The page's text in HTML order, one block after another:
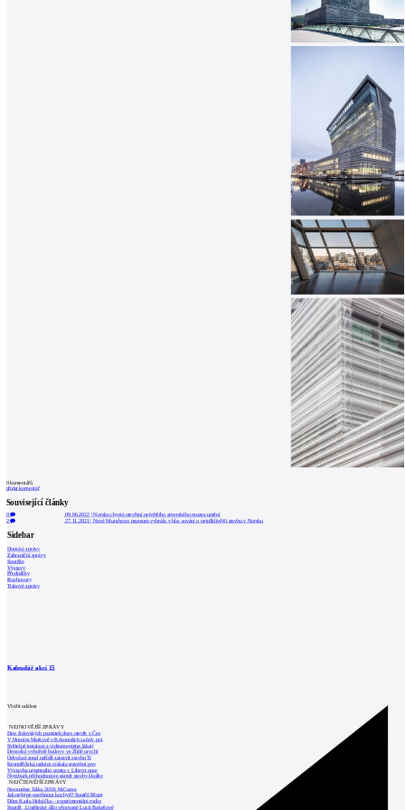
0komentářů
přidat komentář
Související články
0 09.06.2022 |Norsko chystá otevření největšího severského muzea umění
2 27.11.2021 | Nové Munchovo muzeum vyhrálo v hla- sování o nejošklivější stavbu v Norsku
Sidebar
Domácí zprávy
Zahraniční zprávy
Soutěže
Výstavy
Přednášky
Rozhovory
Tiskové zprávy
Kalendář akcí 15
Vložit událost
NEJNOVĚJŠÍ ZPRÁVY
Den židovských památek dnes otevře v Čes
V Horním Maršově v Krkonoších začaly prá
Světelné instalace a videomapping lákají
Demolici vyhořelé budovy ve Zlíně urychl
Odvolací soud nařídil zastavit stavbu Tr
Kroměřížská radnice získala stavební pov
Výstavba urgentního centra v Liberci ome
Nymburk přehodnocuje záměr stavby školky
NEJČTENĚJŠÍ ZPRÁVY
November Talks 2018: M.Corea
Jak nejlépe navrhnout kuchyň? Soutěž Blum
Dům Karla Hubáčka – experimentální rodin
Soutěž „Umělecké dílo věnované Lucii Bakešové